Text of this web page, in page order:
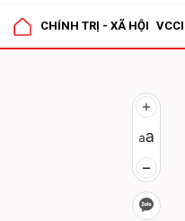
CHÍNH TRỊ - XÃ HỘI VCCI